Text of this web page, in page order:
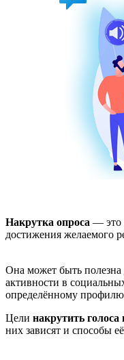
Накрутка опроса — это
достижения желаемого
Она может быть полезна
активности в
определённому
Цели накрутить голоса
них зависят и способы